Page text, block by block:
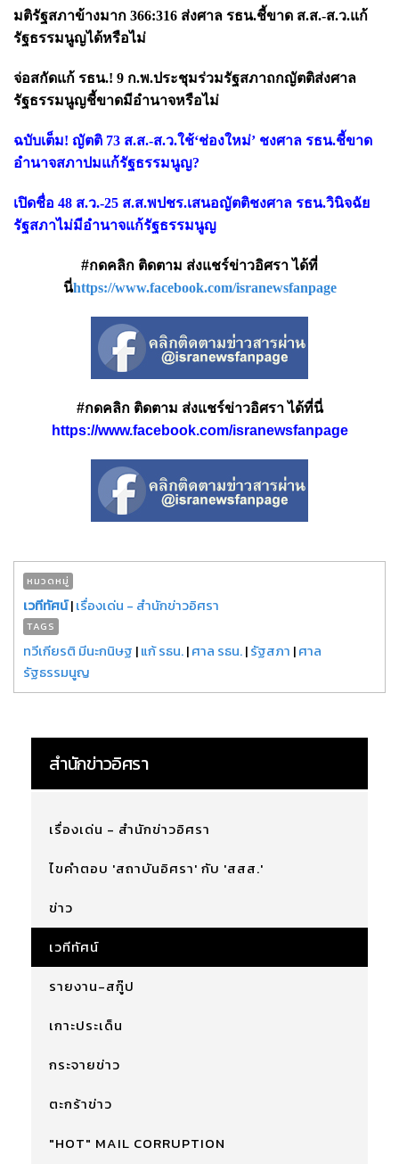
มติรัฐสภาข้างมาก 366:316 ส่งศาล รธน.ชี้ขาด ส.ส.-ส.ว.แก้
รัฐธรรมนูญได้หรือไม่
จ่อสกัดแก้ รธน.! 9 ก.พ.ประชุมร่วมรัฐสภาถกญัตติส่งศาล
รัฐธรรมนูญชี้ขาดมีอำนาจหรือไม่
ฉบับเต็ม! ญัตติ 73 ส.ส.-ส.ว.ใช้‘ช่องใหม่’ ชงศาล รธน.ชี้ขาด
อำนาจสภาปมแก้รัฐธรรมนูญ?
เปิดชื่อ 48 ส.ว.-25 ส.ส.พปชร.เสนอญัตติชงศาล รธน.วินิจฉัย
รัฐสภาไม่มีอำนาจแก้รัฐธรรมนูญ
#กดคลิก ติดตาม ส่งแชร์ข่าวอิศรา ได้ที่
นี่https://www.facebook.com/isranewsfanpage
#กดคลิก ติดตาม ส่งแชร์ข่าวอิศรา ได้ที่นี่
https://www.facebook.com/isranewsfanpage
หมวดหมู่
เวทีทัศน์|เรื่องเด่น - สำนักข่าวอิศรา
TAGS
ทวีเกียรติ มีนะกนิษฐ |แก้ รธน.|ศาล รธน.|รัฐสภา |ศาล
รัฐธรรมนูญ
สำนักข่าวอิศรา
เรื่องเด่น - สำนักข่าวอิศรา
ไขคำตอบ 'สถาบันอิศรา' กับ 'สสส.'
ข่าว
เวทีทัศน์
รายงาน-สกู๊ป
เกาะประเด็น
กระจายข่าว
ตะกร้าข่าว
"HOT" MAIL CORRUPTION